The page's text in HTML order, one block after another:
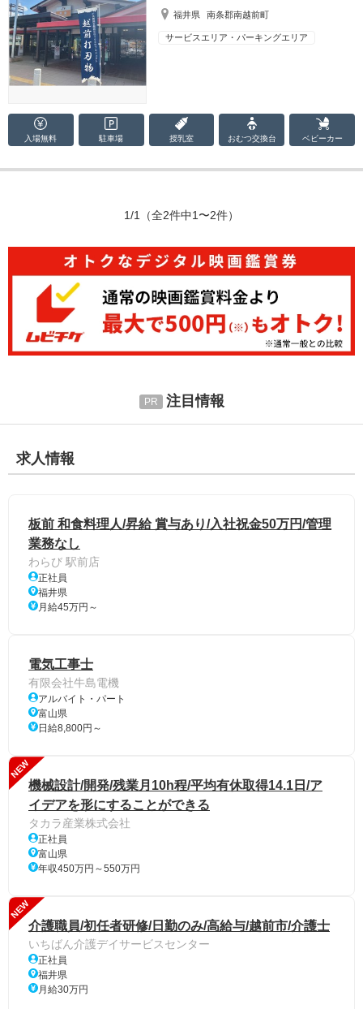
福井県 南条郡南越前町
サービスエリア・パーキングエリア
入場無料 駐車場 授乳室 おむつ交換台 ベビーカー
1/1 （全2件中1〜2件）
注目情報
求人情報
板前 和食料理人/昇給 賞与あり/入社祝金50万円/管理
業務なし
わらび 駅前店
正社員
福井県
月給45万円～
電気工事士
有限会社牛島電機
アルバイト・パート
富山県
日給8,800円～
NEW
機械設計/開発/残業月10h程/平均有休取得14.1日/ア
イデアを形にすることができる
タカラ産業株式会社
正社員
富山県
年収450万円～550万円
NEW
介護職員/初任者研修/日勤のみ/高給与/越前市/介護士
いちばん介護デイサービスセンター
正社員
福井県
月給30万円